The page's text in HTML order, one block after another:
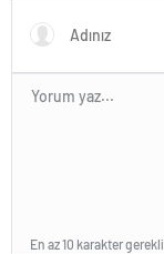
En az 10 karakter gerekli